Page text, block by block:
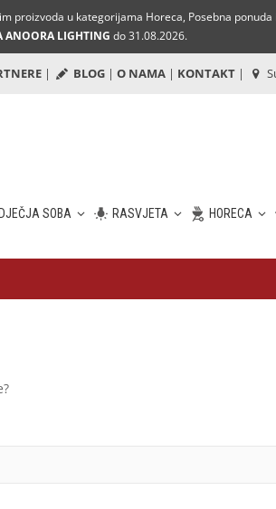
proizvoda u kategorijama Horeca, Posebna
ANOORA LIGHTING do 31.08.2026.
| BLOG | O NAMA | KONTAKT |
DJEČJA SOBA RASVJETA HORECA